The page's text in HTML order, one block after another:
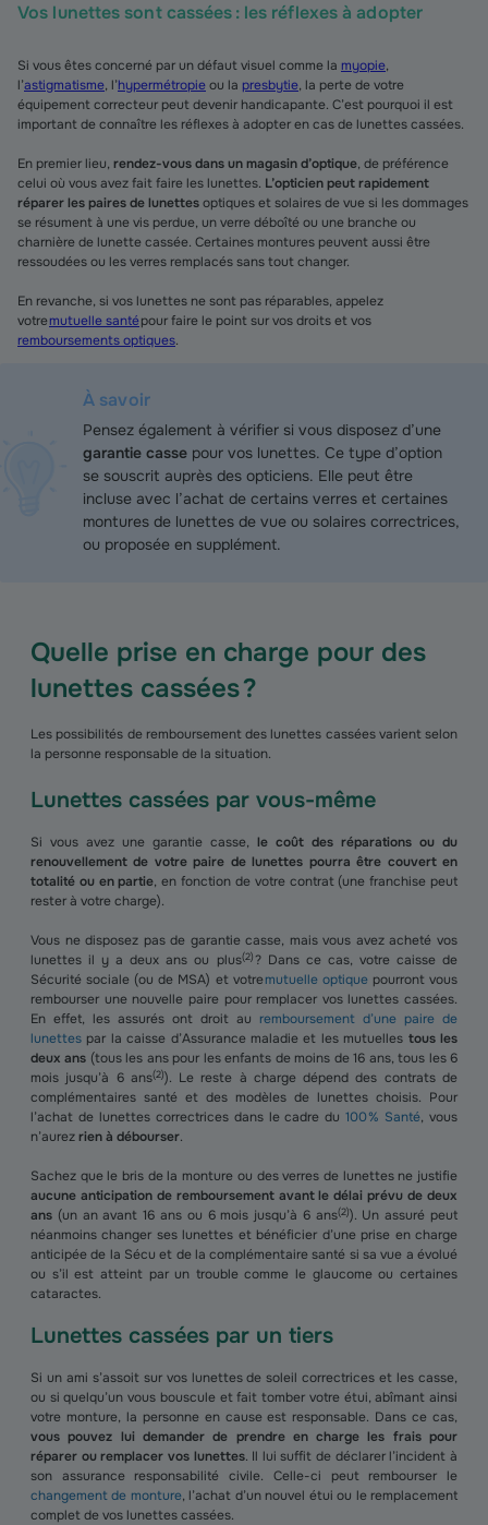
Vos lunettes sont cassées : les réflexes à adopter
Si vous êtes concerné par un défaut visuel comme la myopie,
l’astigmatisme, l’hypermétropieou la presbytie, la perte de votre
équipement correcteur peut devenir handicapante. C’est pourquoi il est
important de connaître les réflexes à adopter en cas de lunettes cassées.
En premier lieu, rendez-vous dans un magasin d’optique, de préférence
celui où vous avez fait faire les lunettes. L’opticien peut rapidement
réparer les paires de lunettesoptiques et solaires de vue si les dommages
se résument à une vis perdue, un verre déboîté ou une branche ou
charnière de lunette cassée. Certaines montures peuvent aussi être
ressoudées ou les verres remplacés sans tout changer.
En revanche, si vos lunettes ne sont pas réparables, appelez
votremutuelle santépour faire le point sur vos droits et vos
remboursements optiques.
À savoir
Pensez également à vérifier si vous disposez d’une
garantie casse pour vos lunettes. Ce type d’option
se souscrit auprès des opticiens. Elle peut être
incluse avec l’achat de certains verres et certaines
montures de lunettes de vue ou solaires correctrices,
ou proposée en supplément.
Quelle prise en charge pour des
lunettes cassées ?
Les possibilités de remboursement des lunettes cassées varient selon
la personne responsable de la situation.
Lunettes cassées par vous-même
Si vous avez une garantie casse, le coût des réparations ou du
renouvellement de votre paire de lunettes pourra être couvert en
totalité ou en partie, en fonction de votre contrat (une franchise peut
rester à votre charge).
Vous ne disposez pas de garantie casse, mais vous avez acheté vos
lunettes il y a deux ans ou plus(2) ? Dans ce cas, votre caisse de
Sécurité sociale (ou de MSA) et votremutuelle optiquepourront vous
rembourser une nouvelle paire pour remplacer vos lunettes cassées.
En effet, les assurés ont droit au remboursement d’une paire de
lunettes par la caisse d’Assurance maladie et les mutuelles tous les
deux ans (tous les ans pour les enfants de moins de 16 ans, tous les 6
mois jusqu’à 6 ans(2)). Le reste à charge dépend des contrats de
complémentaires santé et des modèles de lunettes choisis. Pour
l’achat de lunettes correctrices dans le cadre du100 % Santé, vous
n’aurezrien à débourser.
Sachez que le bris de la monture ou des verres de lunettes ne justifie
aucune anticipation de remboursement avant le délai prévu de deux
ans (un an avant 16 ans ou 6 mois jusqu’à 6 ans(2)). Un assuré peut
néanmoins changer ses lunettes et bénéficier d’une prise en charge
anticipée de la Sécu et de la complémentaire santé si sa vue a évolué
ou s’il est atteint par un trouble comme le glaucome ou certaines
cataractes.
Lunettes cassées par un tiers
Si un ami s’assoit sur vos lunettes de soleil correctrices et les casse,
ou si quelqu’un vous bouscule et fait tomber votre étui, abîmant ainsi
votre monture, la personne en cause est responsable. Dans ce cas,
vous pouvez lui demander de prendre en charge les frais pour
réparer ou remplacer vos lunettes. Il lui suffit de déclarer l’incident à
son assurance responsabilité civile. Celle-ci peut rembourser le
changement de monture, l’achat d’un nouvel étui ou le remplacement
complet de vos lunettes cassées.